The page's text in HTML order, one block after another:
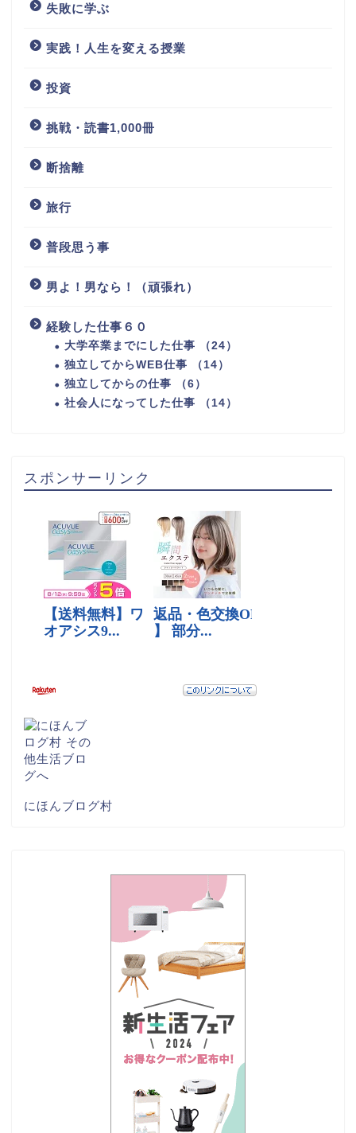
失敗に学ぶ
実践！人生を変える授業
投資
挑戦・読書1,000冊
断捨離
旅行
普段思う事
男よ！男なら！（頑張れ）
経験した仕事６０
大学卒業までにした仕事 （24）
独立してからWEB仕事 （14）
独立してからの仕事 （6）
社会人になってした仕事 （14）
スポンサーリンク
にほんブログ村